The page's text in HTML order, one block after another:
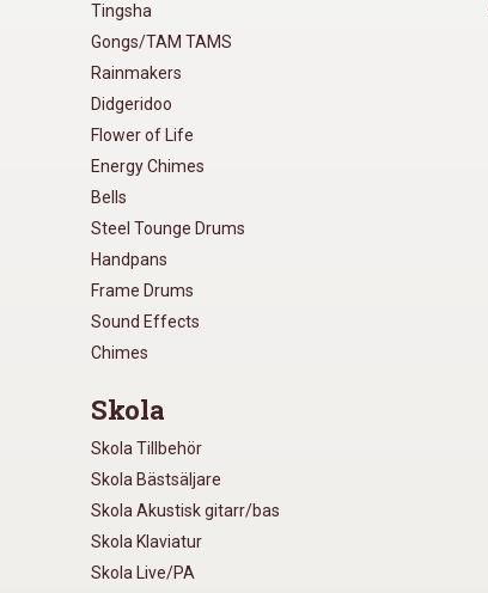
Tingsha
Gongs/TAM TAMS
Rainmakers
Didgeridoo
Flower of Life
Energy Chimes
Bells
Steel Tounge Drums
Handpans
Frame Drums
Sound Effects
Chimes
Skola
Skola Tillbehör
Skola Bästsäljare
Skola Akustisk gitarr/bas
Skola Klaviatur
Skola Live/PA